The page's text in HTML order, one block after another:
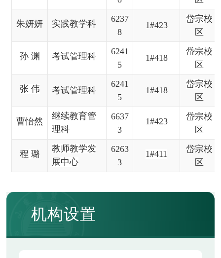
朱妍妍 实践教学科
6237
8
1#423
岱宗校
区
孙 渊 考试管理科
6241
5
1#418
岱宗校
区
张 伟 考试管理科
6241
5
1#418
岱宗校
区
曹怡然
继续教育管
理科
6637
3
1#423
岱宗校
区
程 璐
教师教学发
展中心
6263
3
1#411
岱宗校
区
机构设置